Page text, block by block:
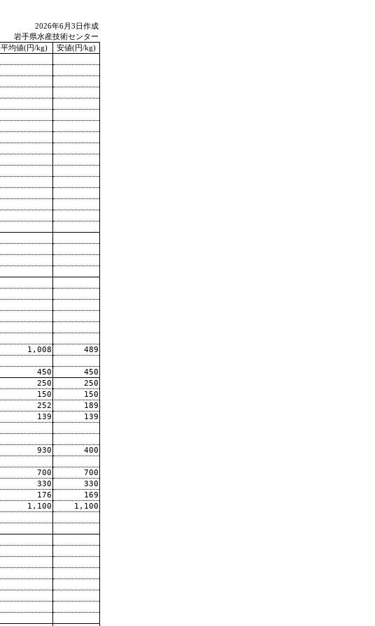
2026年6月3日作成
岩手県水産技術センター
平均値(円/kg)
安値(円/kg)
1,008
489
450 450
250
250
150
150
252
189
139
139
930
400
700
700
330
330
176
169
1,100
1,100